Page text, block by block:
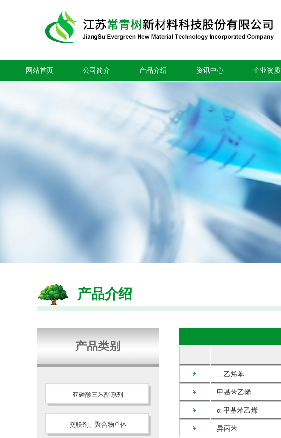
网站首页 公司简介 产品介绍 资讯中心 企业资质
产品介绍
产品类别
亚磷酸三苯酯系列
交联剂、聚合物单体
二乙烯苯
甲基苯乙烯
α-甲基苯乙烯
异丙苯